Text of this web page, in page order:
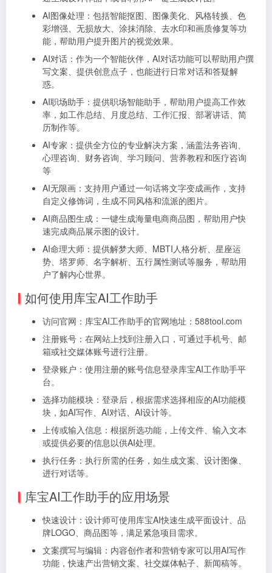
AI图像处理：包括智能抠图、图像美化、风格转换、色
彩增强、无损放大、涂抹消除、去水印和画质修复等功
能，帮助用户提升图片的视觉效果。
AI对话：作为一个智能伙伴，AI对话功能可以帮助用户撰
写文案、提供创意点子，也能进行日常对话和答疑解
惑。
AI职场助手：提供职场智能助手，帮助用户提高工作效
率，如工作总结、月度总结、工作汇报、部署讲话、简
历制作等。
AI专家：提供全方位的专业解决方案，涵盖法务咨询、
心理咨询、财务咨询、学习顾问、营养教程和医疗咨询
等
AI无限画：支持用户通过一句话将文字变成画作，支持
自定义修饰词，生成不同风格和流派的图片。
AI商品图生成：一键生成海量电商商品图，帮助用户快
速完成商品展示图的设计。
AI命理大师：提供解梦大师、MBTI人格分析、星座运
势、塔罗师、名字解析、五行属性测试等服务，帮助用
户了解内心世界。
如何使用库宝AI工作助手
访问官网：库宝AI工作助手的官网地址：588tool.com
注册账号：在网站上找到注册入口，可通过手机号、邮
箱或社交媒体账号进行注册。
登录账户：使用注册的账号信息登录库宝AI工作助手平
台。
选择功能模块：登录后，根据需求选择相应的AI功能模
块，如AI写作、AI对话、AI设计等。
上传或输入信息：根据所选功能，上传文件、输入文本
或提供必要的信息以供AI处理。
执行任务：执行所需的任务，如生成文案、设计图像、
进行对话等。
库宝AI工作助手的应用场景
快速设计：设计师可使用库宝AI快速生成平面设计、品
牌LOGO、商品图等，满足紧急项目需求。
文案撰写与编辑：内容创作者和营销专家可以用AI写作
功能，快速产出营销文案、社交媒体帖子、新闻稿等。